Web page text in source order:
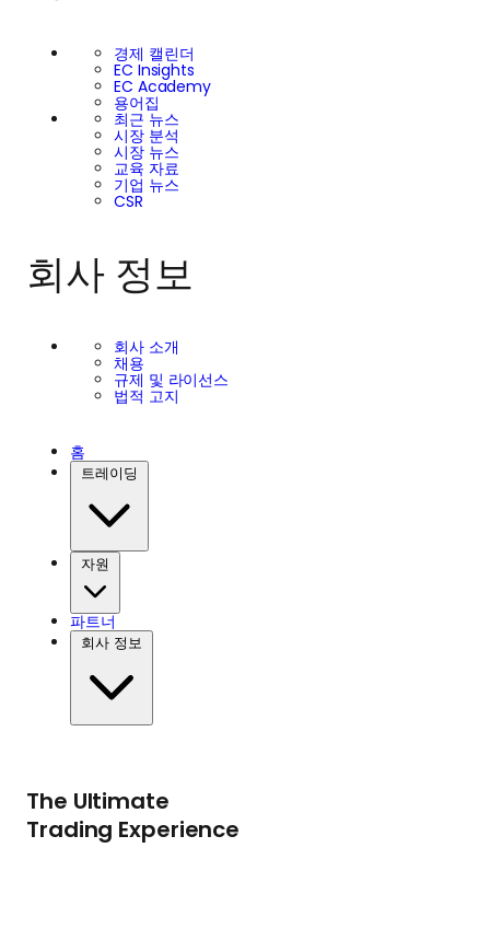
경제 캘린더
EC Insights
EC Academy
용어집
최근 뉴스
시장 분석
시장 뉴스
교육 자료
기업 뉴스
CSR
회사 정보
회사 소개
채용
규제 및 라이선스
법적 고지
홈
트레이딩
자원
파트너
회사 정보
The Ultimate
Trading Experience